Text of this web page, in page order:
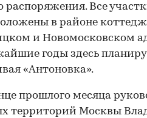
распоряжения. Все
в районе
и Новомосковском
годы здесь
«Антоновка».
прошлого месяца
территорий Москвы